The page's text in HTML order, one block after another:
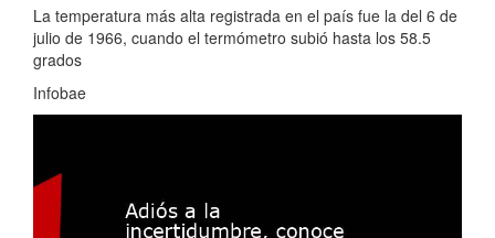
La temperatura más alta registrada en el país fue la del 6 de
julio de 1966, cuando el termómetro subió hasta los 58.5
grados
Infobae